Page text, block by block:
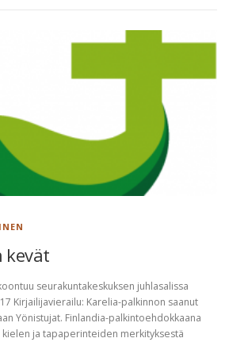
kevät
seurakuntakeskuksen juhlasalissa
Kirjailijavierailu: Karelia-palkinnon saanut
Yönistujat. Finlandia-palkintoehdokkaana
ja tapaperinteiden merkityksestä